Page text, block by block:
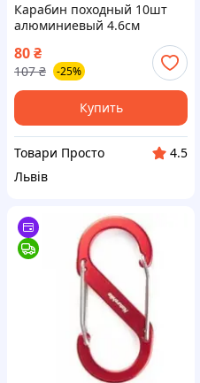
Карабин походный 10шт
алюминиевый 4.6см
80₴
107 ₴ -25%
Купить
Товари Просто
4.5
Львів